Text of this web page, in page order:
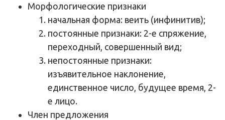
Морфологические признаки
начальная форма: веить (инфинитив);
постоянные признаки: 2-е спряжение,
переходный, совершенный вид;
непостоянные признаки:
изъявительное наклонение,
единственное число, будущее время, 2-
е лицо.
Член предложения